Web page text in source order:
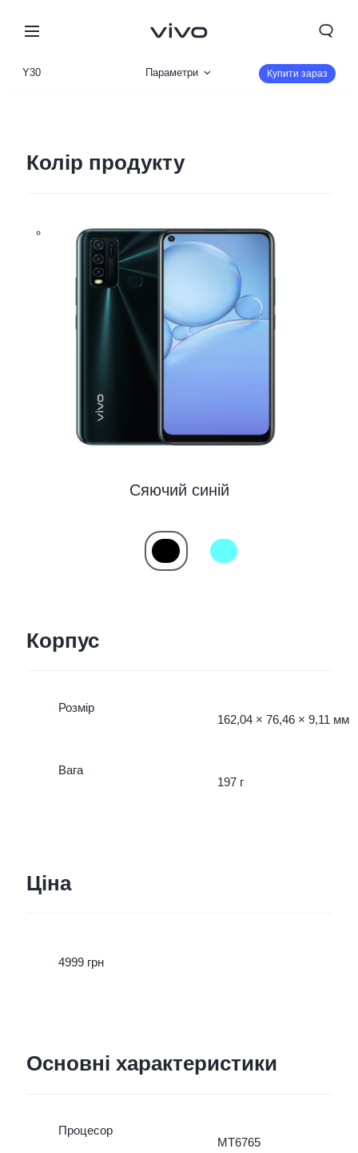
Україна | Виберіть країну/регіон
Y30 Параметри Купити зараз
Колір продукту
Сяючий синій
Корпус
Розмір
162,04 × 76,46 × 9,11 мм
Вага
197 г
Ціна
4999 грн
Основні характеристики
Процесор
MT6765